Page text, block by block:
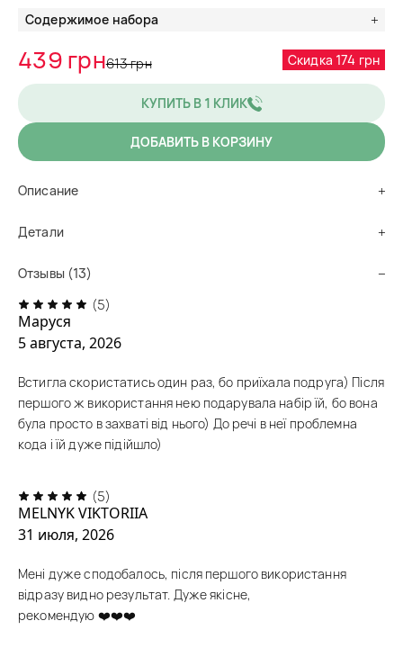
Содержимое набора
439 грн613 грн Скидка 174 грн
КУПИТЬ В 1 КЛИК
ДОБАВИТЬ В КОРЗИНУ
Описание
Детали
Отзывы (13)
(5)
Маруся
5 августа, 2026
Встигла скористатись один раз, бо приїхала подруга) Після
першого ж використання нею подарувала набір їй, бо вона
була просто в захваті від нього) До речі в неї проблемна
кода і їй дуже підійшло)
(5)
MELNYK VIKTORIIA
31 июля, 2026
Мені дуже сподобалось, після першого використання
відразу видно результат. Дуже якісне,
рекомендую ❤️❤️❤️